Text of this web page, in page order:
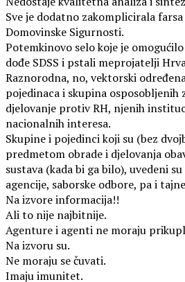
Sve je dodatno zakomplicirala
Domovinske Sigurnosti.
Potemkinovo selo koje je
dođe SDSS i pstali meprojatelji
Raznorodna, no, vektorski
pojedinaca i skupina osposobljenih
djelovanje protiv RH, njenih
nacionalnih interesa.
Skupine i pojedinci koji su (bez
predmetom obrade i djelovanja
sustava (kada bi ga bilo), uvedeni
agencije, saborske odbore, pa i
Na izvore informacija!!
Ali to nije najbitnije.
Agenture i agenti ne moraju
Na izvoru su.
Ne moraju se čuvati.
Imaju imunitet.